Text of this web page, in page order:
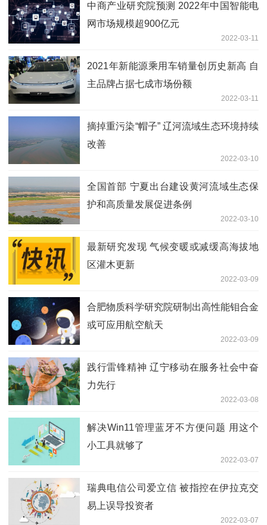
中商产业研究院预测 2022年中国智能电
网市场规模超900亿元
2022-03-11
2021年新能源乘用车销量创历史新高 自
主品牌占据七成市场份额
2022-03-11
摘掉重污染“帽子” 辽河流域生态环境持续
改善
2022-03-10
全国首部 宁夏出台建设黄河流域生态保
护和高质量发展促进条例
2022-03-10
最新研究发现 气候变暖或减缓高海拔地
区灌木更新
2022-03-09
合肥物质科学研究院研制出高性能钼合金
或可应用航空航天
2022-03-09
践行雷锋精神 辽宁移动在服务社会中奋
力先行
2022-03-08
解决Win11管理蓝牙不方便问题 用这个
小工具就够了
2022-03-07
瑞典电信公司爱立信 被指控在伊拉克交
易上误导投资者
2022-03-07